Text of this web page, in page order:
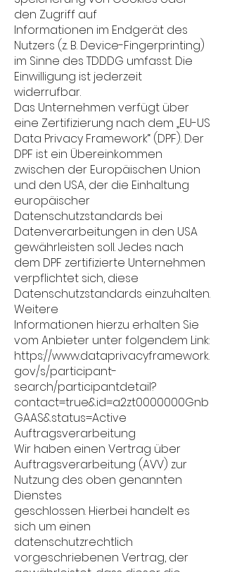
den Zugriff auf
Informationen im Endgerät des
Nutzers (z. B. Device-Fingerprinting)
im Sinne des TDDDG umfasst. Die
Einwilligung ist jederzeit
widerrufbar.
Das Unternehmen verfügt über
eine Zertifizierung nach dem „EU-US
Data Privacy Framework“ (DPF). Der
DPF ist ein Übereinkommen
zwischen der Europäischen Union
und den USA, der die Einhaltung
europäischer
Datenschutzstandards bei
Datenverarbeitungen in den USA
gewährleisten soll. Jedes nach
dem DPF zertifizierte Unternehmen
verpflichtet sich, diese
Datenschutzstandards einzuhalten.
Weitere
Informationen hierzu erhalten Sie
vom Anbieter unter folgendem Link:
https://www.dataprivacyframework.
gov/s/participant-
search/participantdetail?
contact=true&id=a2zt0000000Gnb
GAAS&status=Active
Auftragsverarbeitung
Wir haben einen Vertrag über
Auftragsverarbeitung (AVV) zur
Nutzung des oben genannten
Dienstes
geschlossen. Hierbei handelt es
sich um einen
datenschutzrechtlich
vorgeschriebenen Vertrag, der